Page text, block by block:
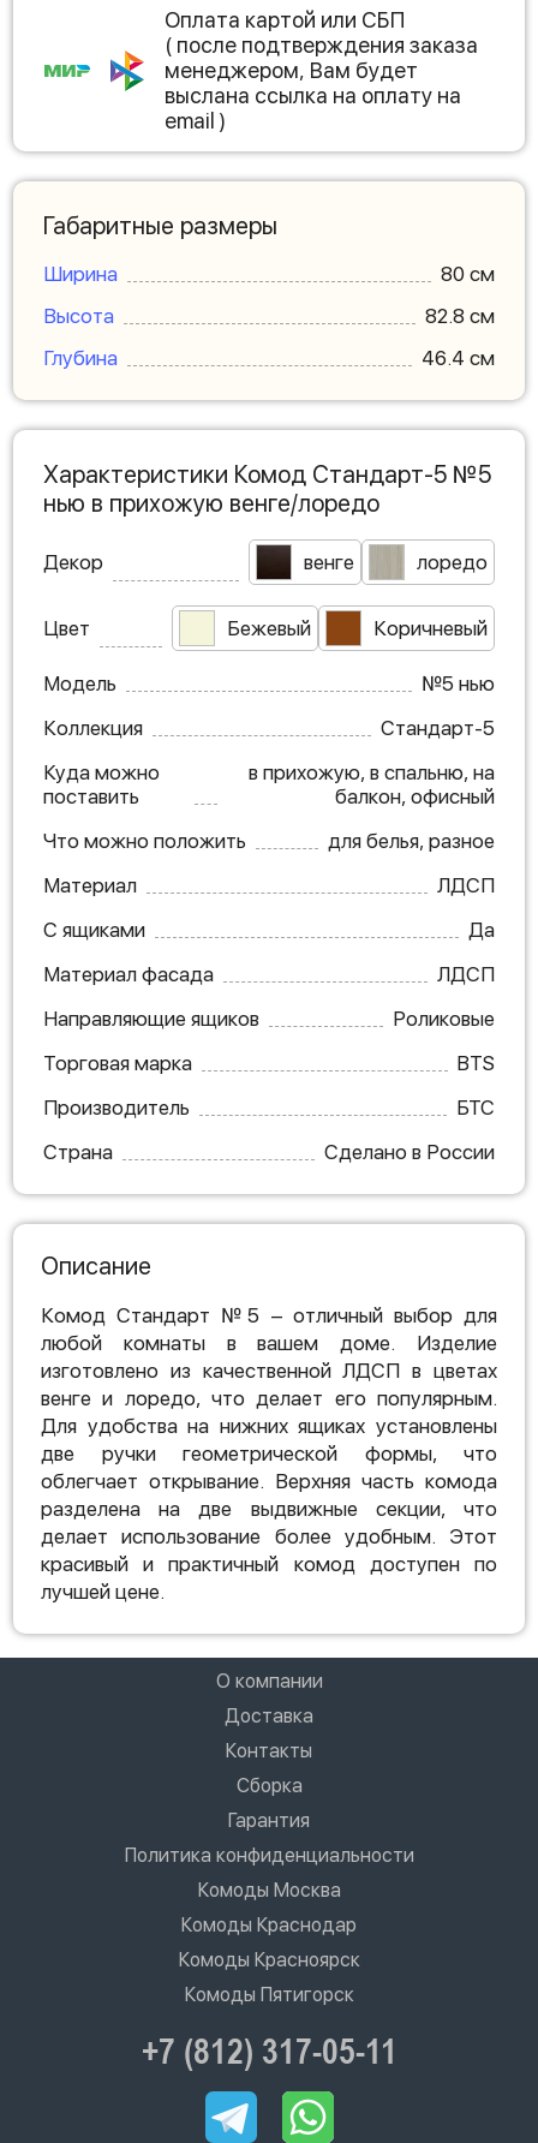
Оплата картой или СБП
( после подтверждения заказа
менеджером, Вам будет
выслана ссылка на оплату на
email )
Габаритные размеры
Ширина
80 см
Высота
82.8 см
Глубина
46.4 см
Характеристики Комод Стандарт-5 №5
нью в прихожую венге/лоредо
Декор венге лоредо
Цвет Бежевый Коричневый
Модель
№5 нью
Коллекция
Стандарт-5
Куда можно
поставить
в прихожую, в спальню, на
балкон, офисный
Что можно положить
для белья, разное
Материал
ЛДСП
С ящиками
Да
Материал фасада
ЛДСП
Направляющие ящиков
Роликовые
Торговая марка
BTS
Производитель
БТС
Страна
Сделано в России
Описание
Комод Стандарт №5 – отличный выбор для
любой комнаты в вашем доме. Изделие
изготовлено из качественной ЛДСП в цветах
венге и лоредо, что делает его популярным.
Для удобства на нижних ящиках установлены
две ручки геометрической формы, что
облегчает открывание. Верхняя часть комода
разделена на две выдвижные секции, что
делает использование более удобным. Этот
красивый и практичный комод доступен по
лучшей цене.
О компании
Доставка
Контакты
Сборка
Гарантия
Политика конфиденциальности
Комоды Москва
Комоды Краснодар
Комоды Красноярск
Комоды Пятигорск
+7 (812) 317-05-11